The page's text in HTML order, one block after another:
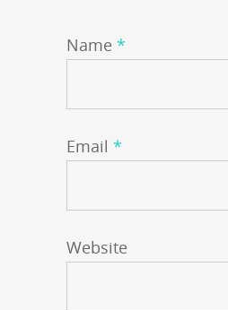
Name *
Email *
Website